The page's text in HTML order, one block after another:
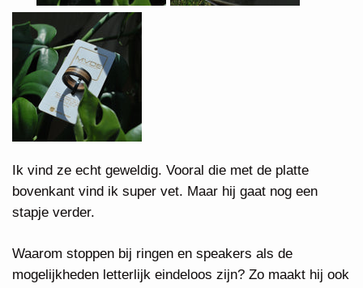
Ik vind ze echt geweldig. Vooral die met de platte
bovenkant vind ik super vet. Maar hij gaat nog een
stapje verder.
Waarom stoppen bij ringen en speakers als de
mogelijkheden letterlijk eindeloos zijn? Zo maakt hij ook